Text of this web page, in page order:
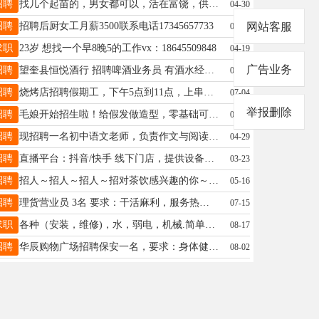
聘 找几个起苗的，男女都可以，活在富饶，供吃供住，等干活出价，随价，十多天活，有能去的打电话，13763767188 04-30
聘 招聘后厨女工月薪3500联系电话17345657733 07-05
职 23岁 想找一个早8晚5的工作vx：18645509848 04-19
聘 望奎县恒悦酒行 招聘啤酒业务员 有酒水经验者优先 13763726063 09-26
聘 烧烤店招聘假期工，下午5点到11点，上串，干点零活，50一天15776026020 07-04
聘 毛娘开始招生啦！给假发做造型，零基础可以学一对一指导，技术干货毫无保留，直到学会为止，学会了自己在干，开工作室都可以，兼职全职均可，现在报名送全套工具电话13101550945 05-16
聘 现招聘一名初中语文老师，负责作文与阅读教学，应聘条件：师范类毕业生，有经验者优先(不招聘在岗教师)，联系电话:13845526969、15046645205 04-29
聘 直播平台：抖音/快手 线下门店，提供设备住宿，以及培训，美工推流等服务。露脸/音频/弹幕游戏等。 综合薪资在3k~15k 联系电话:13091557050 03-23
聘 招人～招人～招人～招对茶饮感兴趣的你～志同道合的你～踏实能干的你～? 长期优先年龄18～35周岁，待遇优厚 欢迎加入甜啦啦鲜果茶☎️18845525222 （微信同步 05-16
聘 理货营业员 3名 要求：干活麻利，服务热情，有超市生鲜类工作经验，干活麻利年龄30-45岁工资面议，能力越大工资越高，有能力你就来，18645558828微同步 07-15
职 各种（安装，维修)，水，弱电，机械.简单焊接，b2本，万能工（驾驶各种车辆）长期，短期均可 你有需要我就到(老兵)欢迎打扰13199025927 08-17
聘 华辰购物广场招聘保安一名，要求：身体健康、无不良嗜好、无前科劣迹、年龄不超四十五岁，有意者详询：18945521201 08-02
网站客服
广告业务
举报删除